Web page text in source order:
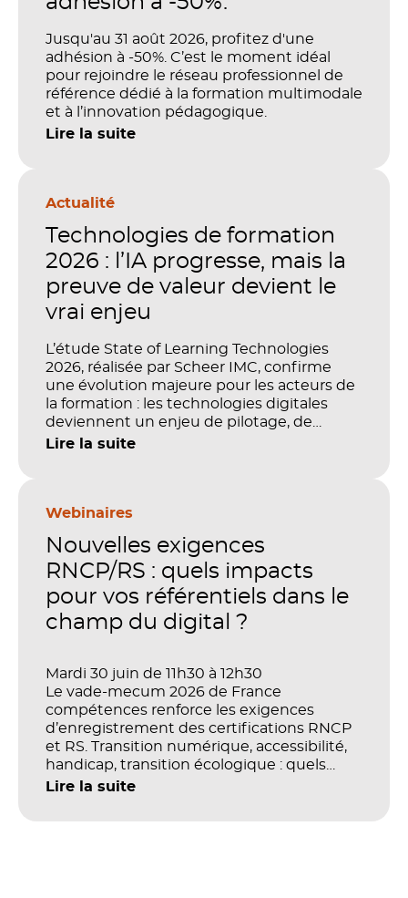
Jusqu'au 31 août 2026, profitez d'une
adhésion à -50%. C’est le moment idéal
pour rejoindre le réseau professionnel de
référence dédié à la formation multimodale
et à l’innovation pédagogique.
Lire la suite
Actualité
Technologies de formation
2026 : l’IA progresse, mais la
preuve de valeur devient le
vrai enjeu
L’étude State of Learning Technologies
2026, réalisée par Scheer IMC, confirme
une évolution majeure pour les acteurs de
la formation : les technologies digitales
deviennent un enjeu de pilotage, de
performance et de preuve de valeur. IA,
stratégique. Mais comment démontrer
investissements sur les compétences, la
productivité et la performance des
Lire la suite
Webinaires
Nouvelles exigences
RNCP/RS : quels impacts
pour vos référentiels dans le
champ du digital ?
Mardi 30 juin de 11h30 à 12h30
Le vade-mecum 2026 de France
compétences renforce les exigences
d’enregistrement des certifications RNCP
et RS. Transition numérique, accessibilité,
handicap, transition écologique : quels
impacts concrets pour les référentiels dans
Lire la suite